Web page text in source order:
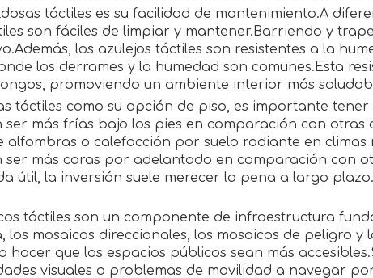
táctiles es su facilidad de mantenimiento.A
son fáciles de limpiar y mantener.Barriendo y
los azulejos táctiles son resistentes a la
los derrames y la humedad son comunes.Esta
promoviendo un ambiente interior más
táctiles como su opción de piso, es importante
ser más frías bajo los pies en comparación con
o calefacción por suelo radiante en
ser más caras por adelantado en comparación con
útil, la inversión suele merecer la pena a largo plazo.
táctiles son un componente de infraestructura
los mosaicos direccionales, los mosaicos de peligro
que los espacios públicos sean más
visuales o problemas de movilidad a navegar